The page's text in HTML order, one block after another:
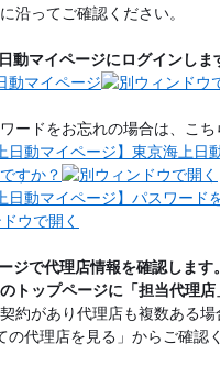
沿ってご確認ください。
動マイページにログインしま
動マイページ
ードをお忘れの場合は、こち
日動マイページ】東京海上日
すか？
日動マイページ】パスワード
ジで代理店情報を確認します。
トップページに「担当代理店
約があり代理店も複数ある
の代理店を見る」からご確認